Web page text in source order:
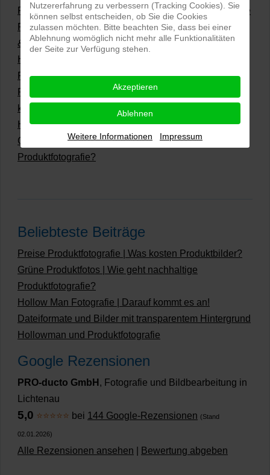
Produktfotografie 2026 – Qualität, KI & Studiofotografie
Produktfotografie 2025: Mockups, Farbverbindlichkeit
& KI
Hollow Man Fotografie | Darauf kommt es an!
PSD Mockup-Modelle fotografieren
Professionelle Fotos | Der erste Eindruck ist
kaufentscheidend
Hollowman und Produktfotografie
Grüne Produktfotos | Wie geht nachhaltige
Produktfotografie?
Beliebteste Beiträge
Preise Produktfotografie | Was kosten Produktbilder?
Grüne Produktfotos | Wie geht nachhaltige
Produktfotografie?
Hollow Man Fotografie | Darauf kommt es an!
Dateiformate und Bilder mit transparentem Hintergrund
Hollowman und Produktfotografie
Google Rezensionen
PRO-ducto GmbH , Fotografie und Bildbearbeitung in
Lichtenau
5,0 ⭐⭐⭐⭐⭐ bei 144 Google-Rezensionen (Stand
02.01.2026)
Alle Rezensionen ansehen Bewertung abgeben
Nutzererfahrung zu verbessern (Tracking Cookies). Sie
können selbst entscheiden, ob Sie die Cookies
zulassen möchten. Bitte beachten Sie, dass bei einer
Ablehnung womöglich nicht mehr alle Funktionalitäten
der Seite zur Verfügung stehen.
Akzeptieren
Ablehnen
Weitere Informationen Impressum